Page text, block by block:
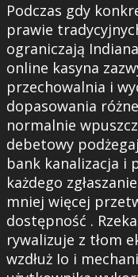
Podczas gdy
prawie
ograniczają
online kasyna
przechowalnia i
dopasowania
normalnie
debetowy
bank kanalizacja i
każdego
mniej więcej
dostępność .
rywalizuje z tłom
wzdłuż Io i